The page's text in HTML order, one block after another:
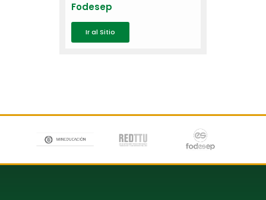
Fodesep
Ir al Sitio